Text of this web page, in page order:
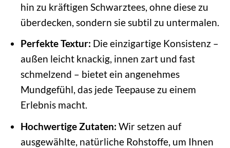
hin zu kräftigen Schwarztees, ohne diese zu
überdecken, sondern sie subtil zu untermalen.
Perfekte Textur: Die einzigartige Konsistenz –
außen leicht knackig, innen zart und fast
schmelzend – bietet ein angenehmes
Mundgefühl, das jede Teepause zu einem
Erlebnis macht.
Hochwertige Zutaten: Wir setzen auf
ausgewählte, natürliche Rohstoffe, um Ihnen